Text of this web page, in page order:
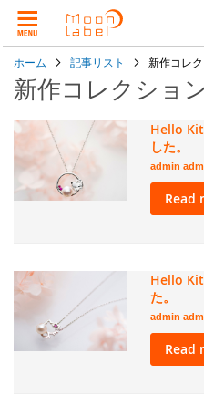
ホーム 記事リスト 新作コレ
新作コレクショ
Hello
した。
admin
Read
Hello
た。
admin
Read